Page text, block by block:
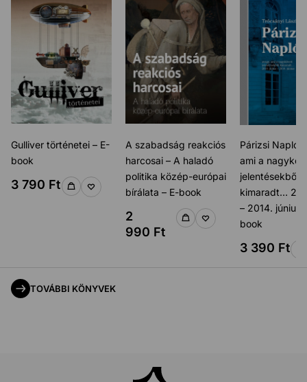
Gulliver történetei – E-
book
3 790 Ft
A szabadság reakciós
harcosai – A haladó
politika közép-európai
bírálata – E-book
2
990 Ft
Párizsi Napló,
ami a
jelentésekből
kimaradt…
– 2014. június
book
3 390 Ft
TOVÁBBI KÖNYVEK